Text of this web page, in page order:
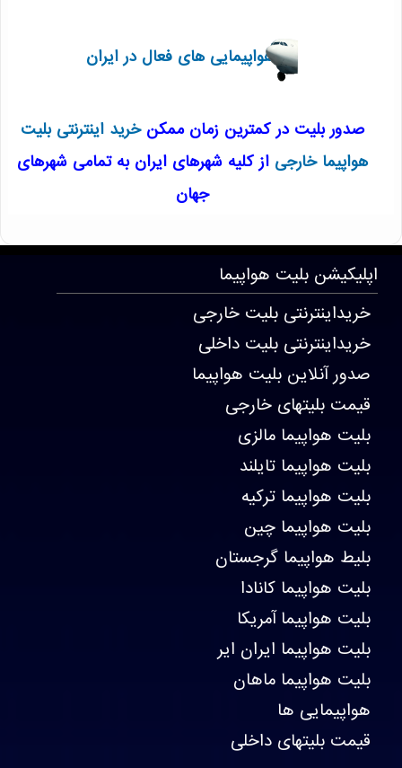
هواپیمایی های فعال در ایران
صدور بلیت در کمترین زمان ممکنخرید اینترنتی بلیت
هواپیما خارجیاز کلیه شهرهای ایران به تمامی شهرهای
جهان
اپلیکیشن بلیت هواپیما
خریداینترنتی بلیت خارجی
خریداینترنتی بلیت داخلی
صدور آنلاین بلیت هواپیما
قیمت بلیتهای خارجی
بلیت هواپیما مالزی
بلیت هواپیما تایلند
بلیت هواپیما ترکیه
بلیت هواپیما چین
بلیط هواپیما گرجستان
بلیت هواپیما کانادا
بلیت هواپیما آمریکا
بلیت هواپیما ایران ایر
بلیت هواپیما ماهان
هواپیمایی ها
قیمت بلیتهای داخلی